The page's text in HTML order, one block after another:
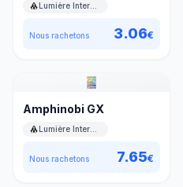
Nous rachetons 3.06€
Amphinobi GX
Nous rachetons 7.65€